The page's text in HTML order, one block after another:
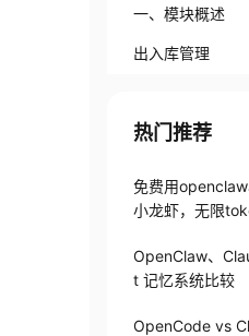
一、模块概述
出入库管理
热门推荐
免费用
小龙虾，无限
OpenClaw、
t 记忆系统比较
OpenCode vs